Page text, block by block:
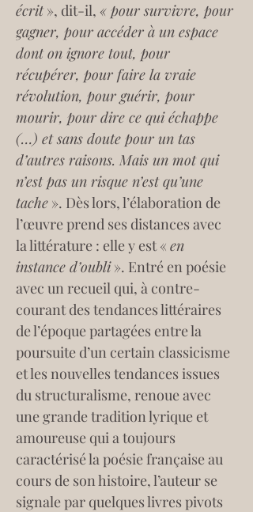
écrit », dit-il, « pour survivre, pour
gagner, pour accéder à un espace
dont on ignore tout, pour
récupérer, pour faire la vraie
révolution, pour guérir, pour
mourir, pour dire ce qui échappe
(…) et sans doute pour un tas
d’autres raisons. Mais un mot qui
n’est pas un risque n’est qu’une
tache ». Dès lors, l’élaboration de
l’œuvre prend ses distances avec
la littérature : elle y est « en
instance d’oubli ». Entré en poésie
avec un recueil qui, à contre-
courant des tendances littéraires
de l’époque partagées entre la
poursuite d’un certain classicisme
et les nouvelles tendances issues
du structuralisme, renoue avec
une grande tradition lyrique et
amoureuse qui a toujours
caractérisé la poésie française au
cours de son histoire, l’auteur se
signale par quelques livres pivots